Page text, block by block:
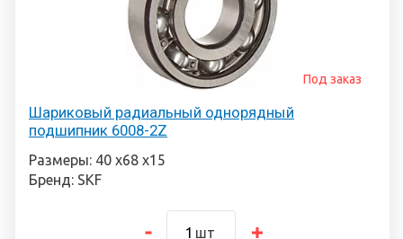
Шариковый радиальный однорядный
подшипник 6008-2Z
Под заказ
Размеры: 40 х68 х15
Бренд: SKF
шт